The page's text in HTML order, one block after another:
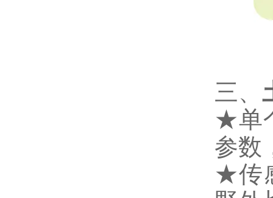
三、
★单
参数
★传